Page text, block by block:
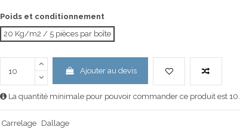
Poids et conditionnement
20 Kg/m2 / 5 pièces par boîte
Ajouter au devis
La quantité minimale pour pouvoir commander ce produit est 10.
Carrelage Dallage